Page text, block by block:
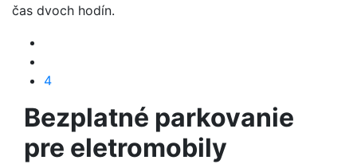
čas dvoch hodín.
4
Bezplatné parkovanie
pre eletromobily